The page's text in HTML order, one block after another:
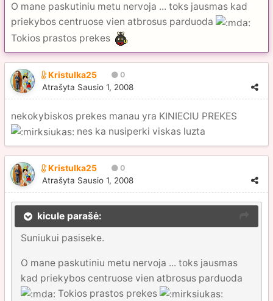
O mane paskutiniu metu nervoja ... toks jausmas kad
priekybos centruose vien atbrosus parduoda
Tokios prastos prekes
Kristulka25 0
Atrašyta Sausio 1, 2008
nekokybiskos prekes manau yra KINIECIU PREKES
nes ka nusiperki viskas luzta
Kristulka25 0
Atrašyta Sausio 1, 2008
kicule parašė:
Suniukui pasiseke.
O mane paskutiniu metu nervoja ... toks jausmas
kad priekybos centruose vien atbrosus parduoda
Tokios prastos prekes